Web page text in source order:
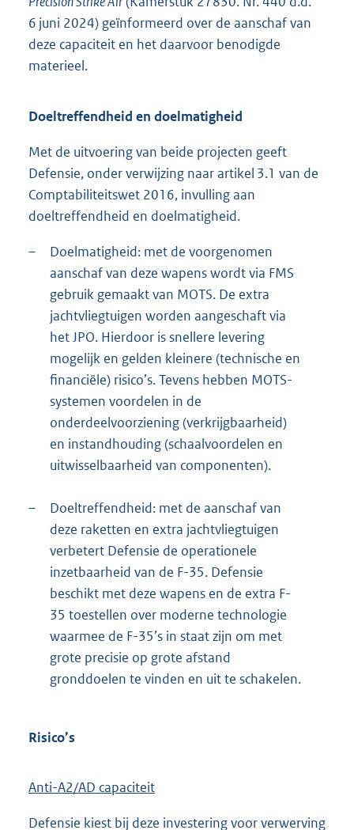
6 juni 2024) geïnformeerd over de aanschaf van
deze capaciteit en het daarvoor benodigde
materieel.
Doeltreffendheid en doelmatigheid
Met de uitvoering van beide projecten geeft
Defensie, onder verwijzing naar artikel 3.1 van de
Comptabiliteitswet 2016, invulling aan
doeltreffendheid en doelmatigheid.
–
Doelmatigheid: met de voorgenomen
aanschaf van deze wapens wordt via FMS
gebruik gemaakt van MOTS. De extra
jachtvliegtuigen worden aangeschaft via
het JPO. Hierdoor is snellere levering
mogelijk en gelden kleinere (technische en
financiële) risico’s. Tevens hebben MOTS-
systemen voordelen in de
onderdeelvoorziening (verkrijgbaarheid)
en instandhouding (schaalvoordelen en
uitwisselbaarheid van componenten).
–
Doeltreffendheid: met de aanschaf van
deze raketten en extra jachtvliegtuigen
verbetert Defensie de operationele
inzetbaarheid van de F-35. Defensie
beschikt met deze wapens en de extra F-
35 toestellen over moderne technologie
waarmee de F-35’s in staat zijn om met
grote precisie op grote afstand
gronddoelen te vinden en uit te schakelen.
Risico’s
Anti-A2/AD capaciteit
Defensie kiest bij deze investering voor verwerving